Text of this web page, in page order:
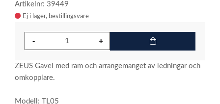
Artikelnr: 39449
Ej i lager
ZEUS Gavel med ram och arrangemanget av ledningar och
omkopplare.
Modell: TL05